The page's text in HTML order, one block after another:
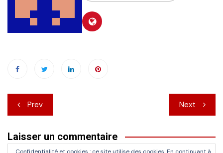
Navigation
de
l’article
Prev Next
Laisser un commentaire